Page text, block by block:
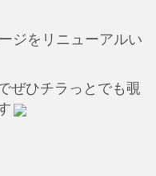
ジをリニューアルい
ぜひチラっとでも覗